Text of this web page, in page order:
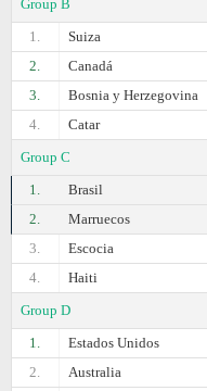
Group B
1.
Suiza
2.
Canadá
3.
Bosnia y Herzegovina
4.
Catar
Group C
1.
Brasil
2.
Marruecos
3.
Escocia
4.
Haiti
Group D
1.
Estados Unidos
2.
Australia